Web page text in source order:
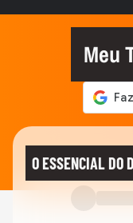
Meu
O ESSENCIAL DO